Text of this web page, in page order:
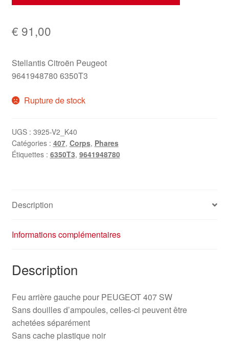
€ 91,00
Stellantis Citroën Peugeot
9641948780 6350T3
Rupture de stock
UGS : 3925-V2_K40
Catégories : 407, Corps, Phares
Étiquettes : 6350T3, 9641948780
Description
Informations complémentaires
Description
Feu arrière gauche pour PEUGEOT 407 SW
Sans douilles d’ampoules, celles-ci peuvent être
achetées séparément
Sans cache plastique noir